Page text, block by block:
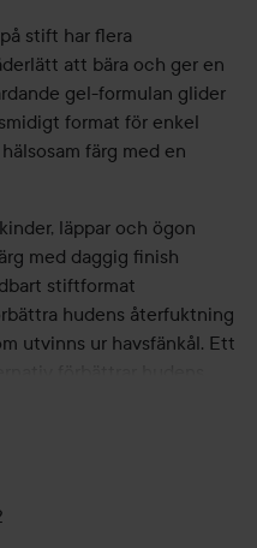
stift har flera
att bära och ger en
gel-formulan glider
format för enkel
färg med en
läppar och ögon
med daggig finish
stiftformat
hudens återfuktning
utvinns ur havsfänkål. Ett